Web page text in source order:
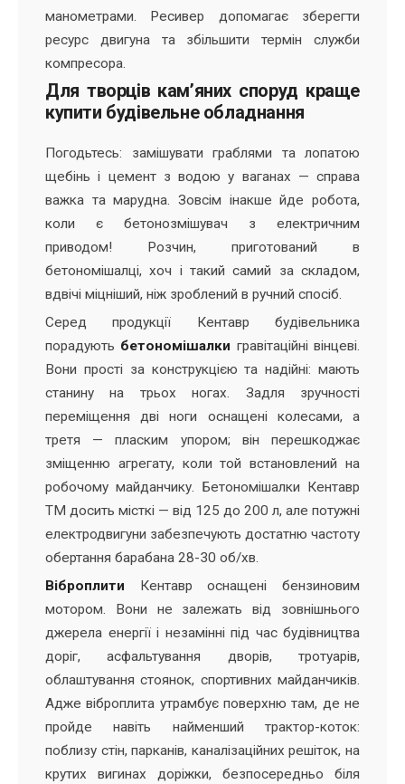
манометрами. Ресивер допомагає зберегти
ресурс двигуна та збільшити термін служби
компресора.
Для творців кам’яних споруд краще
купити будівельне обладнання
Погодьтесь: замішувати граблями та лопатою
щебінь і цемент з водою у ваганах — справа
важка та марудна. Зовсім інакше йде робота,
коли є бетонозмішувач з електричним
приводом! Розчин, приготований в
бетономішалці, хоч і такий самий за складом,
вдвічі міцніший, ніж зроблений в ручний спосіб.
Серед продукції Кентавр будівельника
порадують бетономішалки гравітаційні вінцеві.
Вони прості за конструкцією та надійні: мають
станину на трьох ногах. Задля зручності
переміщення дві ноги оснащені колесами, а
третя — пласким упором; він перешкоджає
зміщенню агрегату, коли той встановлений на
робочому майданчику. Бетономішалки Кентавр
ТМ досить місткі — від 125 до 200 л, але потужні
електродвигуни забезпечують достатню частоту
обертання барабана 28-30 об/хв.
Віброплити Кентавр оснащені бензиновим
мотором. Вони не залежать від зовнішнього
джерела енергії і незамінні під час будівництва
доріг, асфальтування дворів, тротуарів,
облаштування стоянок, спортивних майданчиків.
Адже віброплита утрамбує поверхню там, де не
пройде навіть найменший трактор-коток:
поблизу стін, парканів, каналізаційних решіток, на
крутих вигинах доріжки, безпосередньо біля